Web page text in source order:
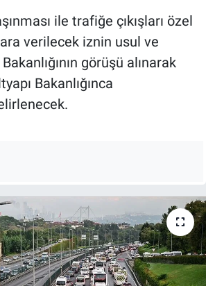
ile trafiğe çıkışları özel
verilecek iznin usul ve
görüşü alınarak
Bakanlığınca